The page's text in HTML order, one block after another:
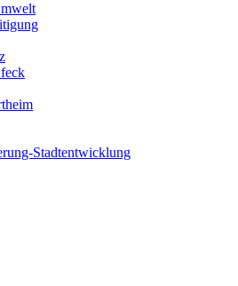
Stadtentwicklung